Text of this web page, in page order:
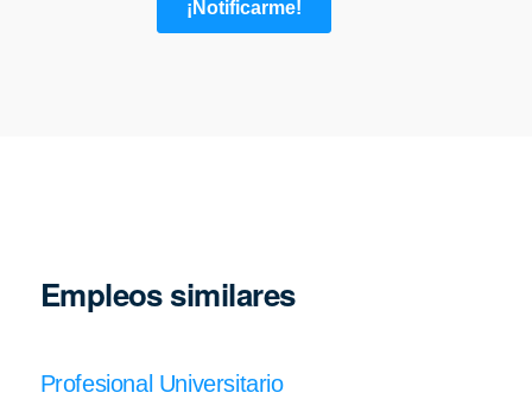
Empleos similares
Profesional Universitario